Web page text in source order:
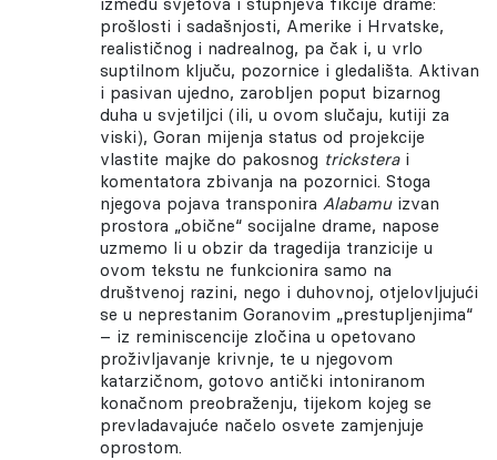
prošlosti i sadašnjosti, Amerike i Hrvatske,
realističnog i nadrealnog, pa čak i, u vrlo
suptilnom ključu, pozornice i gledališta. Aktivan
i pasivan ujedno, zarobljen poput bizarnog
duha u svjetiljci (ili, u ovom slučaju, kutiji za
viski), Goran mijenja status od projekcije
vlastite majke do pakosnog tricksterai
komentatora zbivanja na pozornici. Stoga
njegova pojava transponira Alabamuizvan
prostora „obične“ socijalne drame, napose
uzmemo li u obzir da tragedija tranzicije u
ovom tekstu ne funkcionira samo na
društvenoj razini, nego i duhovnoj, otjelovljujući
se u neprestanim Goranovim „prestupljenjima“
– iz reminiscencije zločina u opetovano
proživljavanje krivnje, te u njegovom
katarzičnom, gotovo antički intoniranom
konačnom preobraženju, tijekom kojeg se
prevladavajuće načelo osvete zamjenjuje
oprostom.